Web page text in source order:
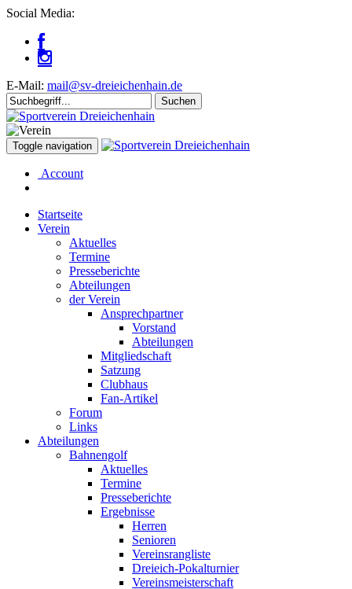
Social Media:
E-Mail: mail@sv-dreieichenhain.de
Toggle navigation
Account
Startseite
Verein
Aktuelles
Termine
Presseberichte
Abteilungen
der Verein
Ansprechpartner
Vorstand
Abteilungen
Mitgliedschaft
Satzung
Clubhaus
Fan-Artikel
Forum
Links
Abteilungen
Bahnengolf
Aktuelles
Termine
Presseberichte
Ergebnisse
Herren
Senioren
Vereinsrangliste
Dreieich-Pokalturnier
Vereinsmeisterschaft